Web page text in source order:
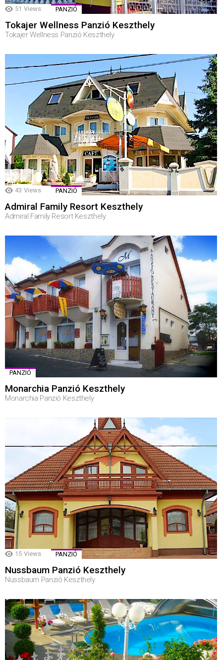
51 Views PANZIÓ
Tokajer Wellness Panzió Keszthely
Tokajer Wellness Panzió Keszthely
43 Views PANZIÓ
Admiral Family Resort Keszthely
Admiral Family Resort Keszthely
PANZIÓ
Monarchia Panzió Keszthely
Monarchia Panzió Keszthely
15 Views PANZIÓ
Nussbaum Panzió Keszthely
Nussbaum Panzió Keszthely